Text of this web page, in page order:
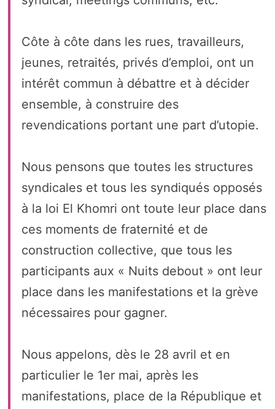
Côte à côte dans les rues, travailleurs,
jeunes, retraités, privés d’emploi, ont un
intérêt commun à débattre et à décider
ensemble, à construire des
revendications portant une part d’utopie.
Nous pensons que toutes les structures
syndicales et tous les syndiqués opposés
à la loi El Khomri ont toute leur place dans
ces moments de fraternité et de
construction collective, que tous les
participants aux « Nuits debout » ont leur
place dans les manifestations et la grève
nécessaires pour gagner.
Nous appelons, dès le 28 avril et en
particulier le 1er mai, après les
manifestations, place de la République et